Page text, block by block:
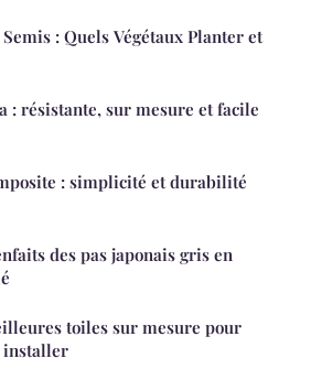
: Quels Végétaux Planter et
: résistante, sur mesure et facile
: simplicité et durabilité
des pas japonais gris en
toiles sur mesure pour
installer